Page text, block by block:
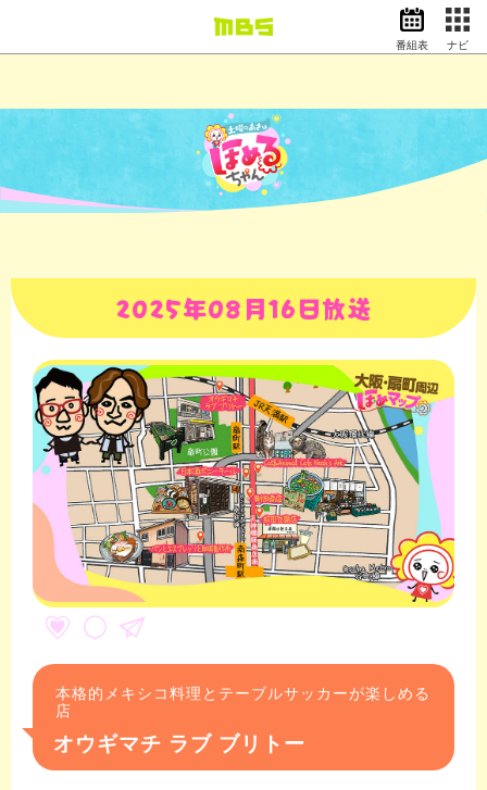
ドラマ
アニメ
スポーツ
映画 アナウンサー
グッズ
EN 検索 番組表
番組表 ナビ
2025年08月16日放送
本格的メキシコ料理とテーブルサッカーが楽しめる
店
オウギマチ ラブ ブリトー